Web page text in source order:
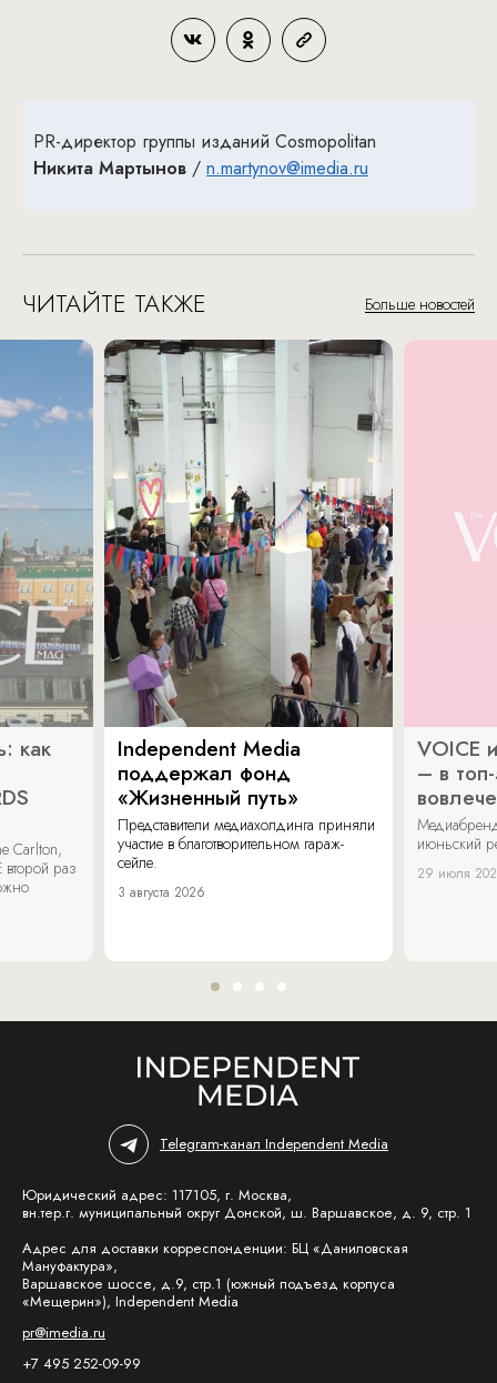
PR-директор группы изданий Cosmopolitan
Никита Мартынов / n.martynov@imedia.ru
ЧИТАЙТЕ ТАКЖЕ Больше новостей
как
Carlton,
раз
Independent Media
поддержал фонд
«Жизненный путь»
Представители медиахолдинга приняли
участие в благотворительном гараж-
сейле.
3 августа 2026
VOICE
– в
июньский
29 июля
Telegram-канал Independent Media
Юридический адрес: 117105, г. Москва,
вн.тер.г. муниципальный округ Донской, ш. Варшавское, д. 9, стр. 1
Адрес для доставки корреспонденции: БЦ «Даниловская
Мануфактура»,
Варшавское шоссе, д.9, стр.1 (южный подъезд корпуса
«Мещерин»), Independent Media
pr@imedia.ru
+7 495 252-09-99